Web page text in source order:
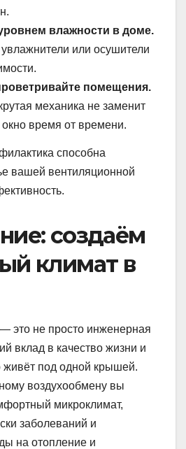
влажности в доме.
или осушители
помещения.
механика не заменит
время от времени.
способна
вашей вентиляционной
создаём
климат в
это не просто инженерная
вклад в качество жизни и
живёт под одной крышей.
воздухообмену вы
микроклимат,
заболеваний и
на отопление и